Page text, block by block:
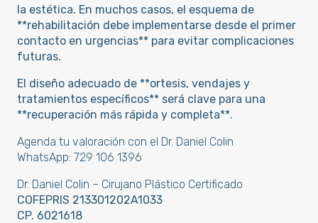
la estética. En muchos casos, el esquema de
**rehabilitación debe implementarse desde el primer
contacto en urgencias** para evitar complicaciones
futuras.
El diseño adecuado de **ortesis, vendajes y
tratamientos específicos** será clave para una
**recuperación más rápida y completa**.
Agenda tu valoración con el Dr. Daniel Colin
WhatsApp: 729 106 1396
Dr. Daniel Colin – Cirujano Plástico Certificado
COFEPRIS 213301202A1033
CP. 6021618